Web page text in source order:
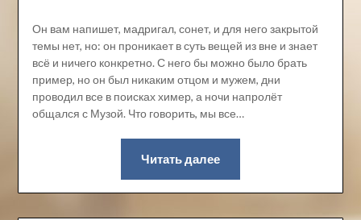
Он вам напишет, мадригал, сонет, и для него закрытой
темы нет, но: он проникает в суть вещей из вне и знает
всё и ничего конкретно. С него бы можно было брать
пример, но он был никаким отцом и мужем, дни
проводил все в поисках химер, а ночи напролёт
общался с Музой. Что говорить, мы все…
Читать далее